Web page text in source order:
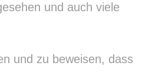
und auch viele
und zu beweisen, dass